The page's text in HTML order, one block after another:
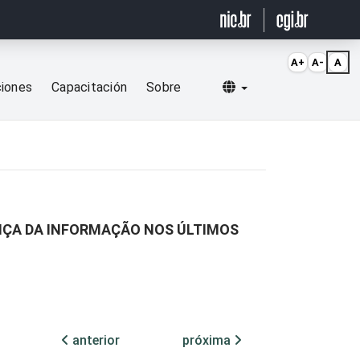
Capacitación Sobre Selecionar idioma
DA INFORMAÇÃO NOS ÚLTIMOS
anterior
próxima
A+ A- A